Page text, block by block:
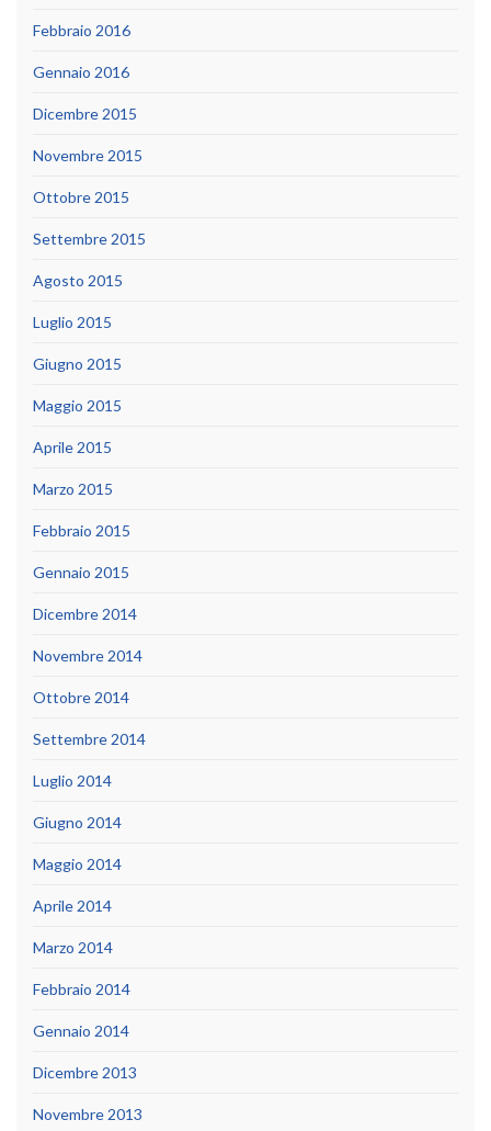
Febbraio 2016
Gennaio 2016
Dicembre 2015
Novembre 2015
Ottobre 2015
Settembre 2015
Agosto 2015
Luglio 2015
Giugno 2015
Maggio 2015
Aprile 2015
Marzo 2015
Febbraio 2015
Gennaio 2015
Dicembre 2014
Novembre 2014
Ottobre 2014
Settembre 2014
Luglio 2014
Giugno 2014
Maggio 2014
Aprile 2014
Marzo 2014
Febbraio 2014
Gennaio 2014
Dicembre 2013
Novembre 2013